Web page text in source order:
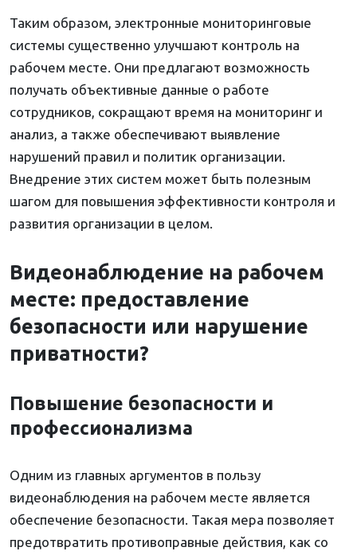
Таким образом, электронные мониторинговые
системы существенно улучшают контроль на
рабочем месте. Они предлагают возможность
получать объективные данные о работе
сотрудников, сокращают время на мониторинг и
анализ, а также обеспечивают выявление
нарушений правил и политик организации.
Внедрение этих систем может быть полезным
шагом для повышения эффективности контроля и
развития организации в целом.
Видеонаблюдение на рабочем
месте: предоставление
безопасности или нарушение
приватности?
Повышение безопасности и
профессионализма
Одним из главных аргументов в пользу
видеонаблюдения на рабочем месте является
обеспечение безопасности. Такая мера позволяет
предотвратить противоправные действия, как со